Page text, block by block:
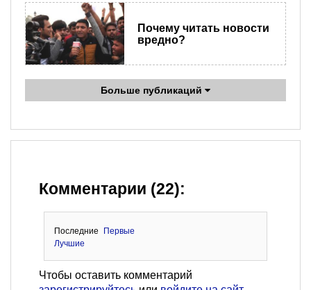
Почему читать новости
вредно?
Больше публикаций
Комментарии (22):
Последние
Первые
Лучшие
Чтобы оставить комментарий